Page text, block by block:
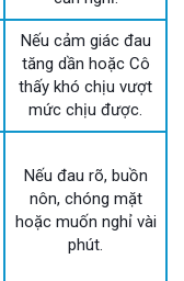
Nếu cảm giác đau
tăng dần hoặc Cô
thấy khó chịu vượt
mức chịu được.
Nếu đau rõ, buồn
nôn, chóng mặt
hoặc muốn nghỉ vài
phút.